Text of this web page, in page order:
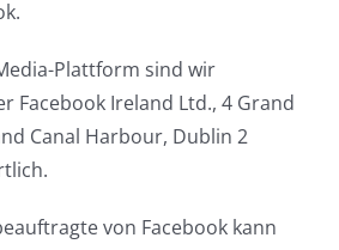
Plattform sind wir
Facebook Ireland Ltd., 4 Grand
Canal Harbour, Dublin 2
von Facebook kann